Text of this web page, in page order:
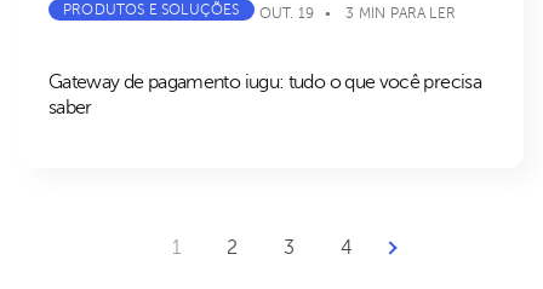
PRODUTOS E SOLUÇÕES OUT. 19 3 MIN PARA LER
Gateway de pagamento iugu: tudo o que você precisa
saber
1 2 3 4